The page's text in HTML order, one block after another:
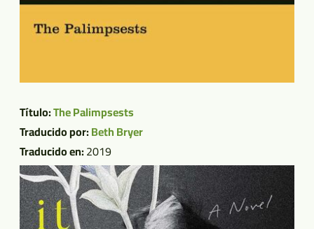
Título:The Palimpsests
Traducido por:Beth Bryer
Traducido en:2019